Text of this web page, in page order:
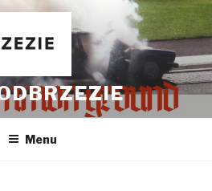
Menu